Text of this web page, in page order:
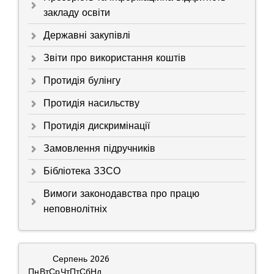
закладу освіти
Державні закупівлі
Звіти про використання коштів
Протидія булінгу
Протидія насильству
Протидія дискримінації
Замовлення підручників
Бібліотека ЗЗСО
Вимоги законодавства про працю
неповнолітніх
Серпень 2026
ПнВтСрЧтПтСбНд